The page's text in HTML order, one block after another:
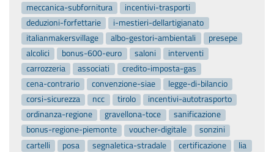
meccanica-subfornitura
incentivi-trasporti
deduzioni-forfettarie
i-mestieri-dellartigianato
italianmakersvillage
albo-gestori-ambientali
presepe
alcolici
bonus-600-euro saloni
interventi
carrozzeria
associati
credito-imposta-gas
cena-contrario
convenzione-siae
legge-di-bilancio
corsi-sicurezza
ncc tirolo
incentivi-autotrasporto
ordinanza-regione
gravellona-toce
sanificazione
bonus-regione-piemonte
voucher-digitale
sonzini
cartelli
posa segnaletica-stradale certificazione
lia